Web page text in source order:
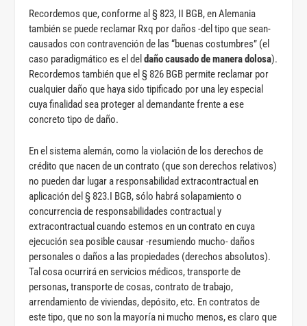
Recordemos que, conforme al § 823, II BGB, en Alemania
también se puede reclamar Rxq por daños -del tipo que sean-
causados con contravención de las “buenas costumbres” (el
caso paradigmático es el deldaño causado de manera dolosa).
Recordemos también que el § 826 BGB permite reclamar por
cualquier daño que haya sido tipificado por una ley especial
cuya finalidad sea proteger al demandante frente a ese
concreto tipo de daño.
En el sistema alemán, como la violación de los derechos de
crédito que nacen de un contrato (que son derechos relativos)
no pueden dar lugar a responsabilidad extracontractual en
aplicación del § 823.I BGB, sólo habrá solapamiento o
concurrencia de responsabilidades contractual y
extracontractual cuando estemos en un contrato en cuya
ejecución sea posible causar -resumiendo mucho- daños
personales o daños a las propiedades (derechos absolutos).
Tal cosa ocurrirá en servicios médicos, transporte de
personas, transporte de cosas, contrato de trabajo,
arrendamiento de viviendas, depósito, etc. En contratos de
este tipo, que no son la mayoría ni mucho menos, es claro que